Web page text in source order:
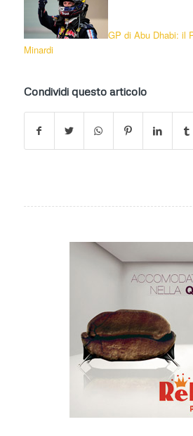
GP di Abu Dhabi: il
Minardi
Condividi questo articolo